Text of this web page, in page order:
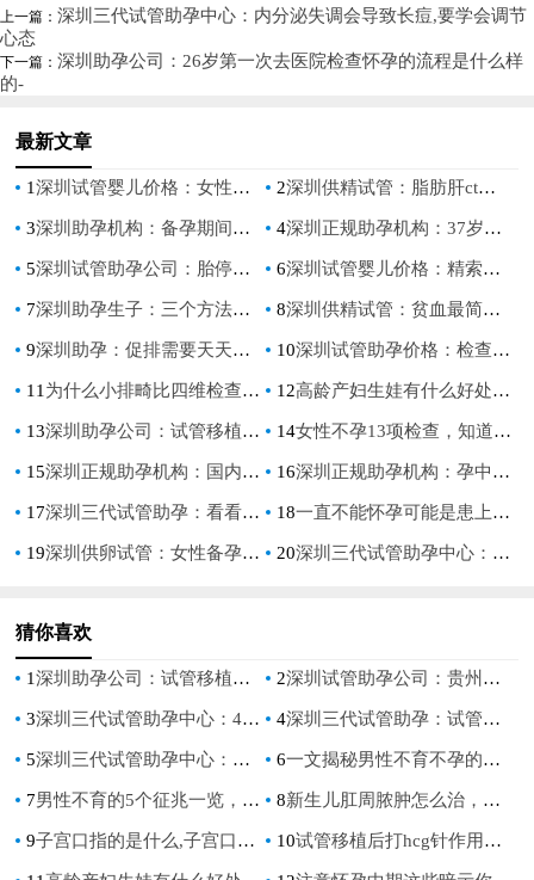
意一下对备孕比较好
率的方式
怀孕的中药治疗：这几大中成药
助孕效果最好
期数有技巧，真假怀孕一测便
知！
上一篇： 深圳三代试管助孕中心：内分泌失调会导致长痘,要学会调节
心态
下一篇： 深圳助孕公司：26岁第一次去医院检查怀孕的流程是什么样
的-
最新文章
1深圳试管婴儿价格：女性的哪些行为容易造成子宫肌瘤的出现？ 2深圳供精试管：脂肪肝ct检查的作用和目的，ct检查的这些好处你要知道
3深圳助孕机构：备孕期间应如何预防18三体出生缺陷？这3个方法了解一下 4深圳正规助孕机构：37岁女性卵泡数量标准值，这个范围才算正常
5深圳试管助孕公司：胎停育后hcg不一定会下降，甚至会有所升高 6深圳试管婴儿价格：精索静脉曲张会带来这些影响，严重还会导致不孕不育
7深圳助孕生子：三个方法教你自测输卵管是否堵塞了，不知道的赶紧看进来 8深圳供精试管：贫血最简单的恢复方法,补血食物一览
9深圳助孕：促排需要天天去医院吗？促排注意事项千万别忽略 10深圳试管助孕价格：检查不孕不育要查哪几项呢？三个必要检查项目介绍
11 为什么小排畸比四维检查贵,医生解答区别主要在这里 12高龄产妇生娃有什么好处吗,高龄产妇生的孩子怎么样
13深圳助孕公司：试管移植前各项指标要达标,治疗子宫血流的方法 14女性不孕13项检查，知道全了才能准备充足的做检查
15深圳正规助孕机构：国内卵子冷冻费用首次公开，附冻卵全流程解析 16深圳正规助孕机构：孕中期要注重饮食健康，吃一些对胎儿发育好的食物
17深圳三代试管助孕：看看孕期的检查哪些可以报销？帮你减轻负担 18一直不能怀孕可能是患上了不孕症，也有可能与生活方式有关
19深圳供卵试管：女性备孕吃什么食物好 这样吃让你成功受孕 20深圳三代试管助孕中心：想成功着床内膜厚度需控制好，标准厚度是8~12mm
猜你喜欢
1深圳助孕公司：试管移植前各项指标要达标,治疗子宫血流的方法 2深圳试管助孕公司：贵州私人医院的服务怎么样,成功率高不高
3深圳三代试管助孕中心：4岁孩子用蒙脱石散怎么用,蒙脱石散一次吃多少 4深圳三代试管助孕：试管婴儿人工周期移植步骤整理：主要分为四个环节
5深圳三代试管助孕中心：大姨妈过后多久是安全期,怎么有效避孕 6一文揭秘男性不育不孕的原因，这6个男性不孕不育的常见因素要清楚
7男性不育的5个征兆一览，看看你身上有几条 8新生儿肛周脓肿怎么治，婴幼儿肛周脓肿的预防及治疗策略
9子宫口指的是什么,子宫口的重要性有哪些 10试管移植后打hcg针作用有很多，打完后医嘱一定要记好